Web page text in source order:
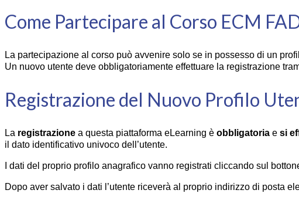
Come Partecipare al Corso ECM
La partecipazione al corso può avvenire solo se in possesso di un
Un nuovo utente deve obbligatoriamente effettuare la registrazione
Registrazione del Nuovo Profilo
La registrazione a questa piattaforma eLearning è obbligatoria e si
il dato identificativo univoco dell’utente.
I dati del proprio profilo anagrafico vanno registrati cliccando sul
Dopo aver salvato i dati l’utente riceverà al proprio indirizzo di posta